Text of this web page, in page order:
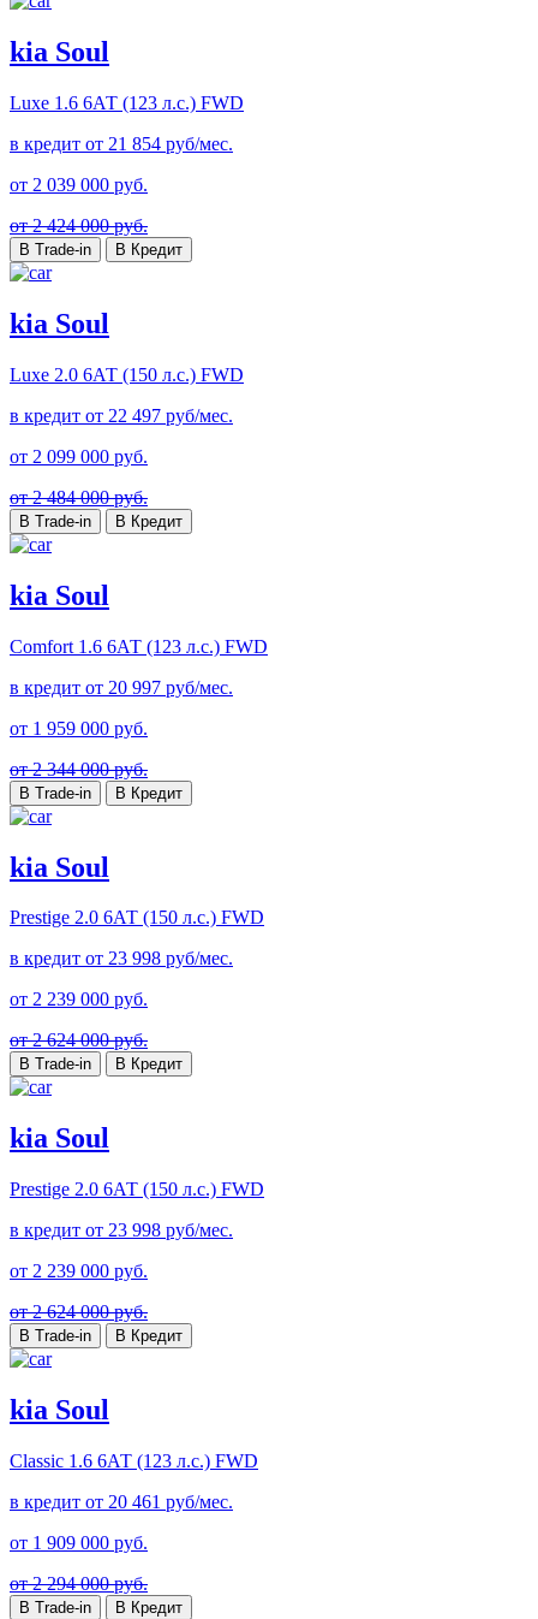
kia Soul
Luxe 1.6 6АТ (123 л.с.) FWD
в кредит от 21 854 руб/мес.
от 2 039 000 руб.
от 2 424 000 руб.
В Trade-in В Кредит
kia Soul
Luxe 2.0 6АТ (150 л.с.) FWD
в кредит от 22 497 руб/мес.
от 2 099 000 руб.
от 2 484 000 руб.
В Trade-in В Кредит
kia Soul
Comfort 1.6 6АТ (123 л.с.) FWD
в кредит от 20 997 руб/мес.
от 1 959 000 руб.
от 2 344 000 руб.
В Trade-in В Кредит
kia Soul
Prestige 2.0 6АТ (150 л.с.) FWD
в кредит от 23 998 руб/мес.
от 2 239 000 руб.
от 2 624 000 руб.
В Trade-in В Кредит
kia Soul
Prestige 2.0 6АТ (150 л.с.) FWD
в кредит от 23 998 руб/мес.
от 2 239 000 руб.
от 2 624 000 руб.
В Trade-in В Кредит
kia Soul
Classic 1.6 6АТ (123 л.с.) FWD
в кредит от 20 461 руб/мес.
от 1 909 000 руб.
от 2 294 000 руб.
В Trade-in В Кредит